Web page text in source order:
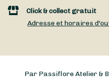
Click & collect gratuit
Adresse et horaires
Par Passiflore Atelier &